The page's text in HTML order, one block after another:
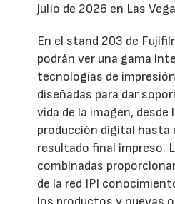
julio de 2026 en Las
En el stand 203 de
podrán ver una gama
tecnologías de
diseñadas para dar
vida de la imagen,
producción digital hasta
resultado final impreso.
combinadas
de la red IPI